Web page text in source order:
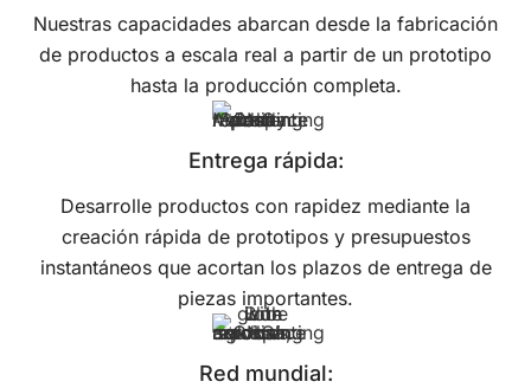
Nuestras capacidades abarcan desde la fabricación
de productos a escala real a partir de un prototipo
hasta la producción completa.
Entrega rápida:
Desarrolle productos con rapidez mediante la
creación rápida de prototipos y presupuestos
instantáneos que acortan los plazos de entrega de
piezas importantes.
Red mundial: